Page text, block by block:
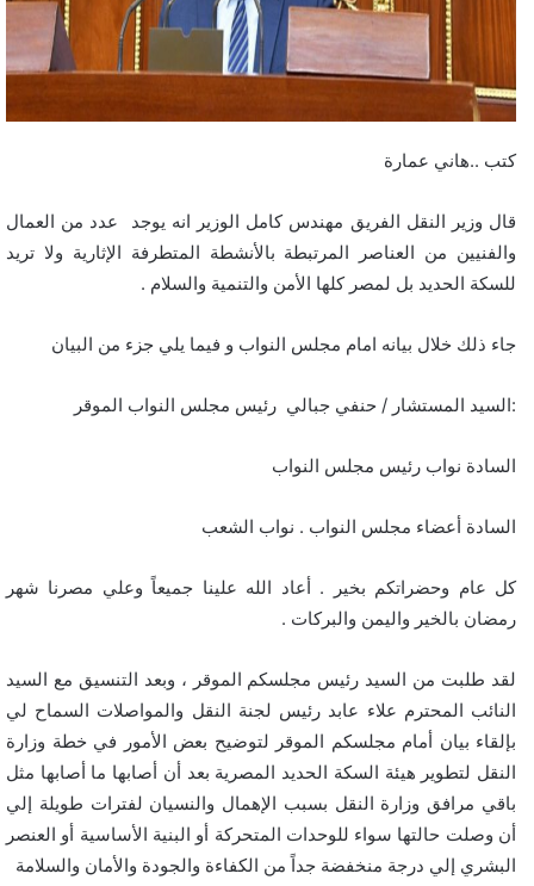
كتب ..هاني عمارة
قال وزير النقل الفريق مهندس كامل الوزير انه يوجد عدد من العمال
والفنيين من العناصر المرتبطة بالأنشطة المتطرفة الإثارية ولا تريد
للسكة الحديد بل لمصر كلها الأمن والتنمية والسلام .
جاء ذلك خلال بيانه امام مجلس النواب و فيما يلي جزء من البيان
:السيد المستشار / حنفي جبالي رئيس مجلس النواب الموقر
السادة نواب رئيس مجلس النواب
السادة أعضاء مجلس النواب . نواب الشعب
كل عام وحضراتكم بخير . أعاد الله علينا جميعاً وعلي مصرنا شهر
رمضان بالخير واليمن والبركات .
لقد طلبت من السيد رئيس مجلسكم الموقر ، وبعد التنسيق مع السيد
النائب المحترم علاء عابد رئيس لجنة النقل والمواصلات السماح لي
بإلقاء بيان أمام مجلسكم الموقر لتوضيح بعض الأمور في خطة وزارة
النقل لتطوير هيئة السكة الحديد المصرية بعد أن أصابها ما أصابها مثل
باقي مرافق وزارة النقل بسبب الإهمال والنسيان لفترات طويلة إلي
أن وصلت حالتها سواء للوحدات المتحركة أو البنية الأساسية أو العنصر
البشري إلي درجة منخفضة جداً من الكفاءة والجودة والأمان والسلامة